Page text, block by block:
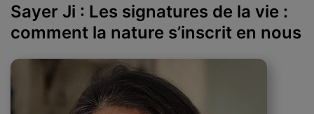
Sayer Ji : Les signatures de la vie :
comment la nature s’inscrit en nous